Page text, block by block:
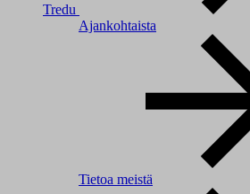
Tredu
Ajankohtaista
Tietoa meistä